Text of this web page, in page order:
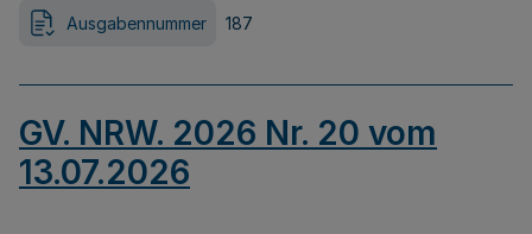
Ausgabennummer 187
GV. NRW. 2026 Nr. 20 vom
13.07.2026